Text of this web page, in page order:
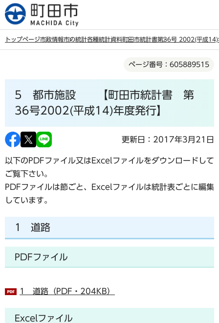
こ
の
トップページ市政情報市の統計各種統計資料町田市統計書第36号 2002(平成14)
ページ番号：605889515
5 都市施設 【町田市統計書 第
36号2002(平成14)年度発行】
更新日：2017年3月21日
以下のPDFファイル又はExcelファイルをダウンロードして
ご覧下さい。
PDFファイルは節ごと、Excelファイルは統計表ごとに編集
しています。
1 道路
PDFファイル
1 道路（PDF・204KB）
Excelファイル